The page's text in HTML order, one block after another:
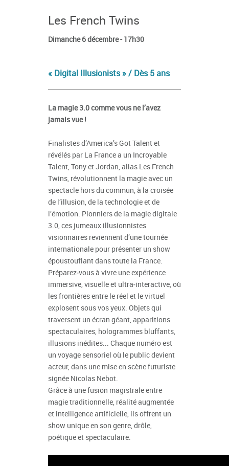
Les French Twins
Dimanche 6 décembre - 17h30
« Digital Illusionists » / Dès 5 ans
La magie 3.0 comme vous ne l’avez
jamais vue !
Finalistes d’America’s Got Talent et
révélés par La France a un Incroyable
Talent, Tony et Jordan, alias Les French
Twins, révolutionnent la magie avec un
spectacle hors du commun, à la croisée
de l’illusion, de la technologie et de
l’émotion. Pionniers de la magie digitale
3.0, ces jumeaux illusionnistes
visionnaires reviennent d’une tournée
internationale pour présenter un show
époustouflant dans toute la France.
Préparez‑vous à vivre une expérience
immersive, visuelle et ultra‑interactive, où
les frontières entre le réel et le virtuel
explosent sous vos yeux. Objets qui
traversent un écran géant, apparitions
spectaculaires, hologrammes bluffants,
illusions inédites... Chaque numéro est
un voyage sensoriel où le public devient
acteur, dans une mise en scène futuriste
signée Nicolas Nebot.
Grâce à une fusion magistrale entre
magie traditionnelle, réalité augmentée
et intelligence artificielle, ils offrent un
show unique en son genre, drôle,
poétique et spectaculaire.